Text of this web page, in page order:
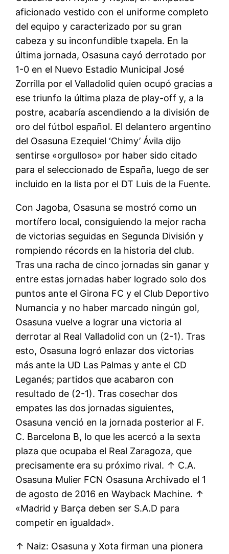
aficionado vestido con el uniforme completo
del equipo y caracterizado por su gran
cabeza y su inconfundible txapela. En la
última jornada, Osasuna cayó derrotado por
1-0 en el Nuevo Estadio Municipal José
Zorrilla por el Valladolid quien ocupó gracias a
ese triunfo la última plaza de play-off y, a la
postre, acabaría ascendiendo a la división de
oro del fútbol español. El delantero argentino
del Osasuna Ezequiel ‘Chimy’ Ávila dijo
sentirse «orgulloso» por haber sido citado
para el seleccionado de España, luego de ser
incluido en la lista por el DT Luis de la Fuente.
Con Jagoba, Osasuna se mostró como un
mortífero local, consiguiendo la mejor racha
de victorias seguidas en Segunda División y
rompiendo récords en la historia del club.
Tras una racha de cinco jornadas sin ganar y
entre estas jornadas haber logrado solo dos
puntos ante el Girona FC y el Club Deportivo
Numancia y no haber marcado ningún gol,
Osasuna vuelve a lograr una victoria al
derrotar al Real Valladolid con un (2-1). Tras
esto, Osasuna logró enlazar dos victorias
más ante la UD Las Palmas y ante el CD
Leganés; partidos que acabaron con
resultado de (2-1). Tras cosechar dos
empates las dos jornadas siguientes,
Osasuna venció en la jornada posterior al F.
C. Barcelona B, lo que les acercó a la sexta
plaza que ocupaba el Real Zaragoza, que
precisamente era su próximo rival. ↑ C.A.
Osasuna Mulier FCN Osasuna Archivado el 1
de agosto de 2016 en Wayback Machine. ↑
«Madrid y Barça deben ser S.A.D para
competir en igualdad».
↑ Naiz: Osasuna y Xota firman una pionera